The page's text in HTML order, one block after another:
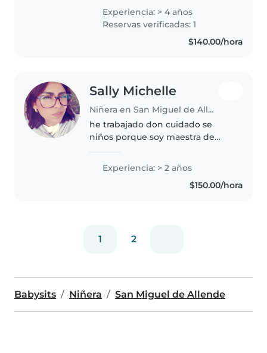
conocimientos de pedagogía,
cuidado, higiene y salud infantil.
Disfruto de actividades creativas
Experiencia: > 4 años
Reservas verificadas: 1
$140.00/hora
Sally Michelle
Niñera en San Miguel de Allende
he trabajado don cuidado se
niños porque soy maestra de
Experiencia: > 2 años
$150.00/hora
1 2
Babysits Niñera San Miguel de Allende